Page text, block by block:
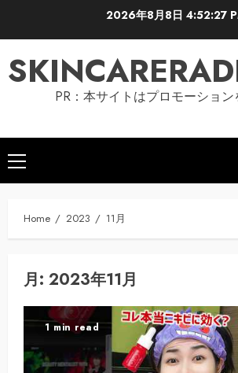
2026年8月8日 4:52:29
PR：本サイトはプロモーショ
Primary
Menu
Home 2023 11月
月: 2023年11月
1 min read